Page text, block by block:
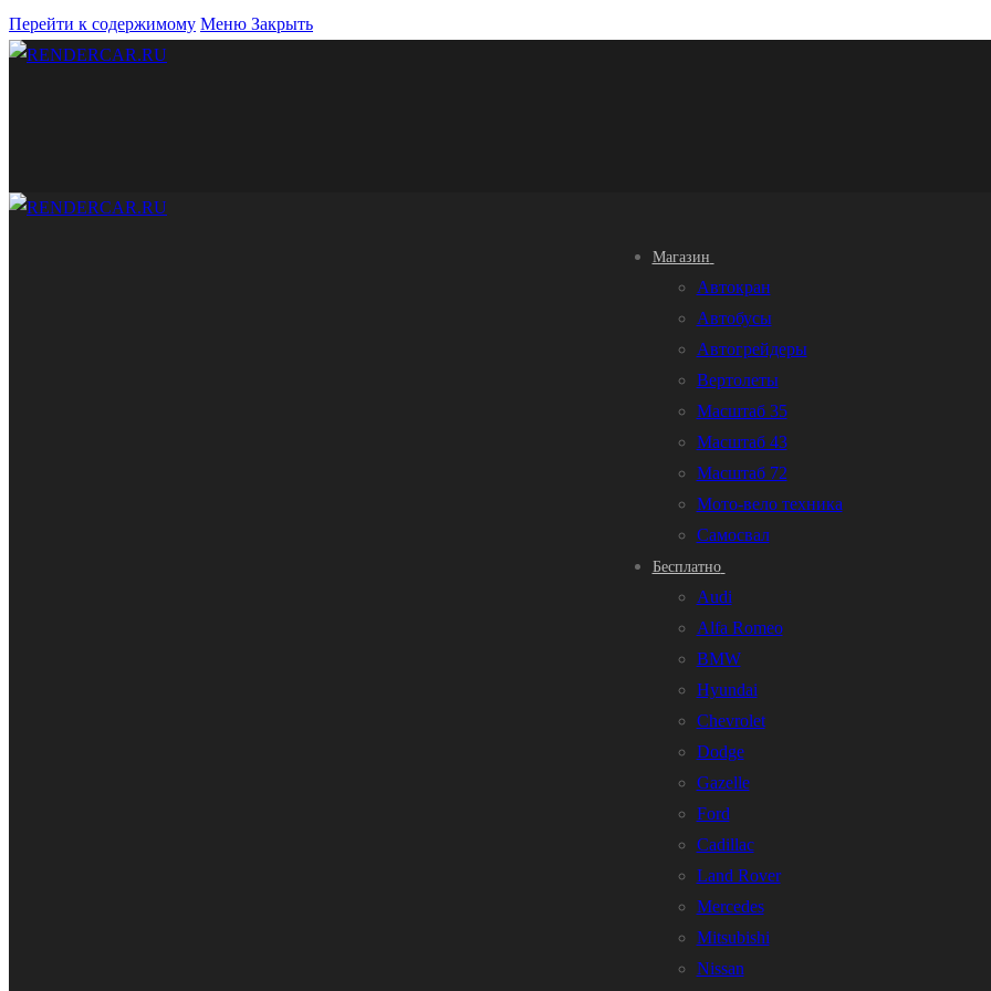
Перейти к содержимому Меню Закрыть
Магазин
Автокран
Автобусы
Автогрейдеры
Вертолеты
Масштаб 35
Масштаб 43
Масштаб 72
Мото-вело техника
Самосвал
Бесплатно
Audi
Alfa Romeo
BMW
Hyundai
Chevrolet
Dodge
Gazelle
Ford
Cadillac
Land Rover
Mercedes
Mitsubishi
Nissan